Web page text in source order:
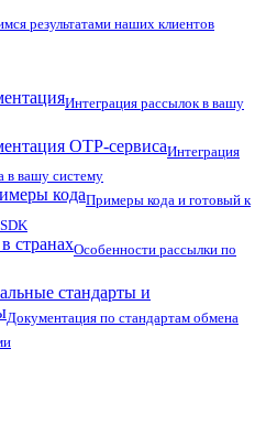
результатами наших клиентов
Интеграция рассылок в вашу
OTP-сервисаИнтеграция
в вашу систему
кодаПримеры кода и готовый к
странахОсобенности рассылки по
стандарты и
Документация по стандартам обмена